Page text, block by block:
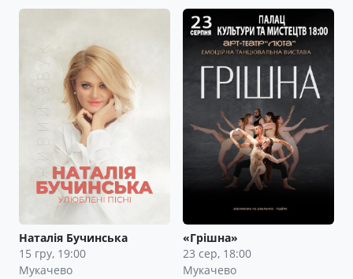
Наталія Бучинська
15 гру, 19:00
Мукачево
«Грішна»
23 сер, 18:00
Мукачево